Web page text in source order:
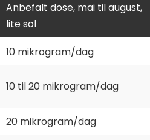
Anbefalt dose, mai til august,
lite sol
10 mikrogram/dag
10 til 20 mikrogram/dag
20 mikrogram/dag